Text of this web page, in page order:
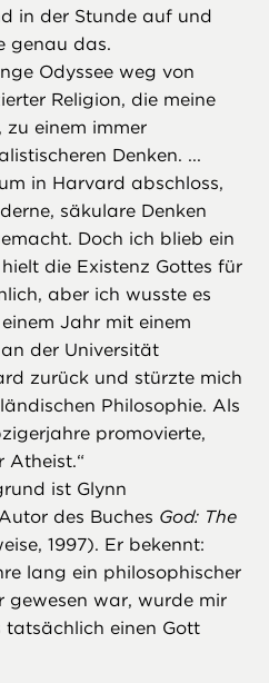
in der Stunde auf und
genau das.
Odyssee weg von
Religion, die meine
einem immer
Denken. ...
in Harvard abschloss,
säkulare Denken
Doch ich blieb ein
die Existenz Gottes für
aber ich wusste es
Jahr mit einem
der Universität
zurück und stürzte mich
Philosophie. Als
promovierte,
Atheist.“
ist Glynn
des Buches God: The
1997). Er bekennt:
lang ein philosophischer
gewesen war, wurde mir
tatsächlich einen Gott